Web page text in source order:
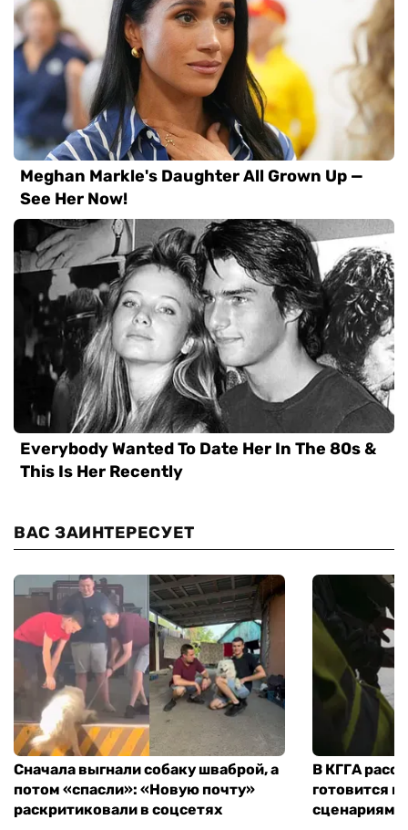
ВАС ЗАИНТЕРЕСУЕТ
Сначала выгнали собаку шваброй, а
потом «спасли»: «Новую почту»
раскритиковали в соцсетях
В КГГА
готовится
сценариям